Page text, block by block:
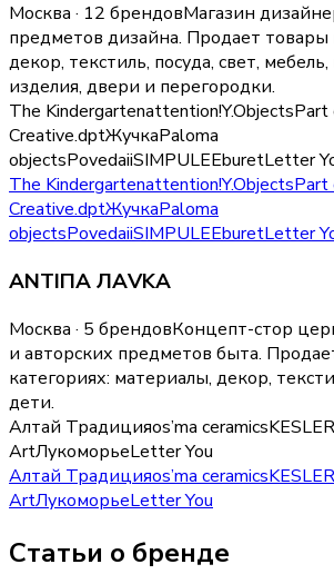
Москва · 12 брендовМагазин
предметов дизайна. Продает товары
декор, текстиль, посуда, свет,
изделия, двери и перегородки.
The Kindergartenattention!Y.ObjectsPart
Creative.dptЖучкаPaloma
objectsPovedaiiSIMPULEEburetLetter
The Kindergartenattention!Y.ObjectsPart
Creative.dptЖучкаPaloma
objectsPovedaiiSIMPULEEburetLetter
ANTIПА ЛАVKA
Москва · 5 брендовКонцепт-стор
и авторских предметов быта.
категориях: материалы, декор,
дети.
Алтай Традицияos’ma ceramics
ArtЛукоморьеLetter You
Алтай Традицияos’ma ceramics
ArtЛукоморьеLetter You
Статьи о бренде